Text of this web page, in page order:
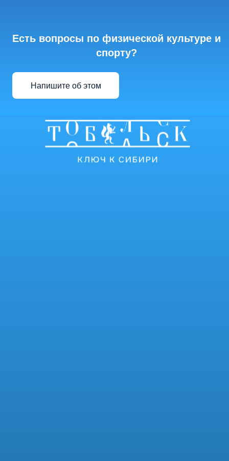
Есть вопросы по физической культуре и
спорту?
Напишите об этом